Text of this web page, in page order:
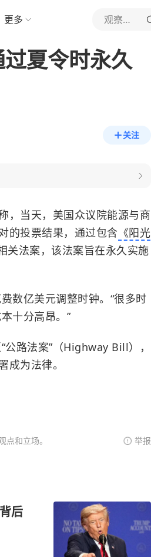
更多 观察者网
夏令时永久
关注
，当天，美国众议院能源与商
的投票结果，通过包含 《阳光
法案，该法案旨在永久实施
数亿美元调整时钟。“很多时
十分高昂。”
路法案”（Highway Bill），
成为法律。
和立场。 举报
后